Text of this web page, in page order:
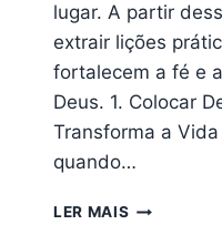
lugar. A partir
extrair lições
fortalecem a fé e
Deus. 1. Colocar
Transforma a
quando…
LER MAIS QUAIS